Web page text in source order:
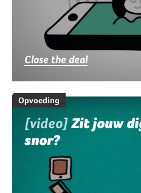
Close the deal
Opvoeding
[video]Zit jouw
snor?